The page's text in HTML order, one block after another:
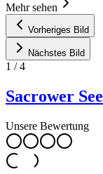
Mehr sehen
Vorheriges Bild
Nächstes Bild
1 /4
Sacrower See
Unsere Bewertung